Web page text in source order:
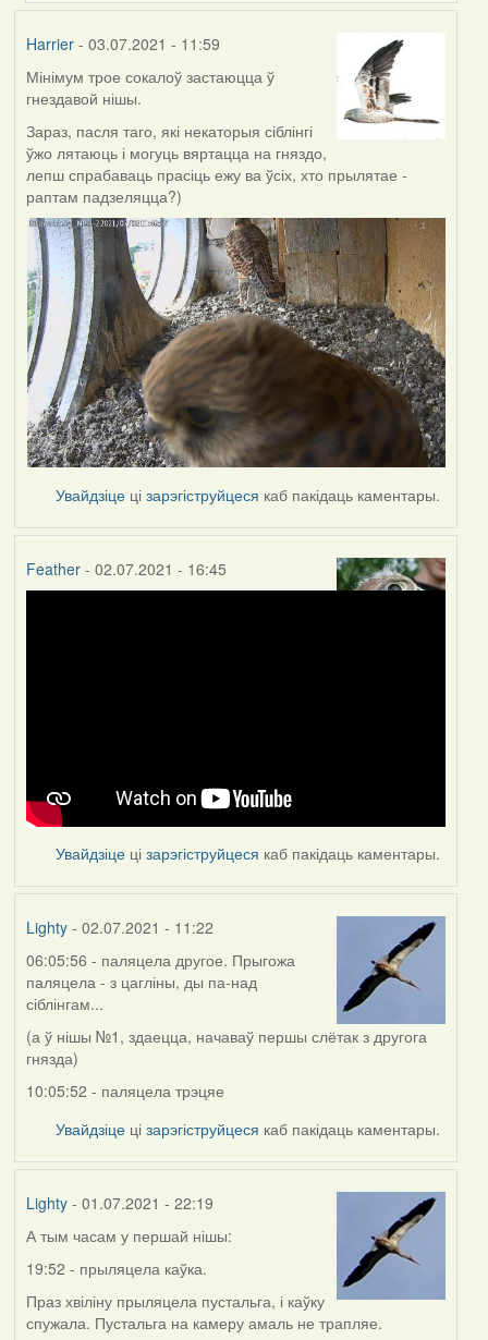
Harrier- 03.07.2021 - 11:59
Мінімум трое сокалоў застаюцца ў
гнездавой нішы.
Зараз, пасля таго, які некаторыя сіблінгі
ўжо лятаюць і могуць вяртацца на гняздо,
лепш спрабаваць прасіць ежу ва ўсіх, хто прылятае -
раптам падзеляцца?)
Увайдзіце цізарэгіструйцеся каб пакідаць каментары.
Feather- 02.07.2021 - 16:45
Увайдзіце цізарэгіструйцеся каб пакідаць каментары.
Lighty- 02.07.2021 - 11:22
06:05:56 - паляцела другое. Прыгожа
паляцела - з цагліны, ды па-над
сіблінгам...
(а ў нішы №1, здаецца, начаваў першы слётак з другога
гнязда)
10:05:52 - паляцела трэцяе
Увайдзіце цізарэгіструйцеся каб пакідаць каментары.
Lighty- 01.07.2021 - 22:19
А тым часам у першай нішы:
19:52 - прыляцела каўка.
Праз хвіліну прыляцела пустальга, і каўку
спужала. Пустальга на камеру амаль не трапляе.